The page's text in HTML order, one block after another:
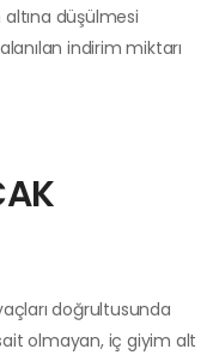
düşülmesi
indirim miktarı
doğrultusunda
olmayan, iç giyim alt